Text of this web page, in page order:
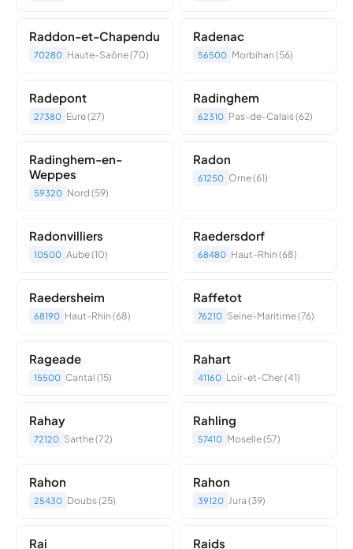
Raddon-et-Chapendu
70280 Haute-Saône (70)
Radenac
56500 Morbihan (56)
Radepont
27380 Eure (27)
Radinghem
62310 Pas-de-Calais (62)
Radinghem-en-
Weppes
59320 Nord (59)
Radon
61250 Orne (61)
Radonvilliers
10500 Aube (10)
Raedersdorf
68480 Haut-Rhin (68)
Raedersheim
68190 Haut-Rhin (68)
Raffetot
76210 Seine-Maritime (76)
Rageade
15500 Cantal (15)
Rahart
41160 Loir-et-Cher (41)
Rahay
72120 Sarthe (72)
Rahling
57410 Moselle (57)
Rahon
25430 Doubs (25)
Rahon
39120 Jura (39)
Rai Raids